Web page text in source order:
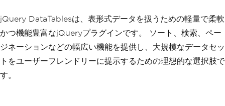
jQuery DataTablesは、表形式データを扱うための軽量で柔軟
かつ機能豊富なjQueryプラグインです。 ソート、検索、ペー
ジネーションなどの幅広い機能を提供し、大規模なデータセッ
トをユーザーフレンドリーに提示するための理想的な選択肢で
す。